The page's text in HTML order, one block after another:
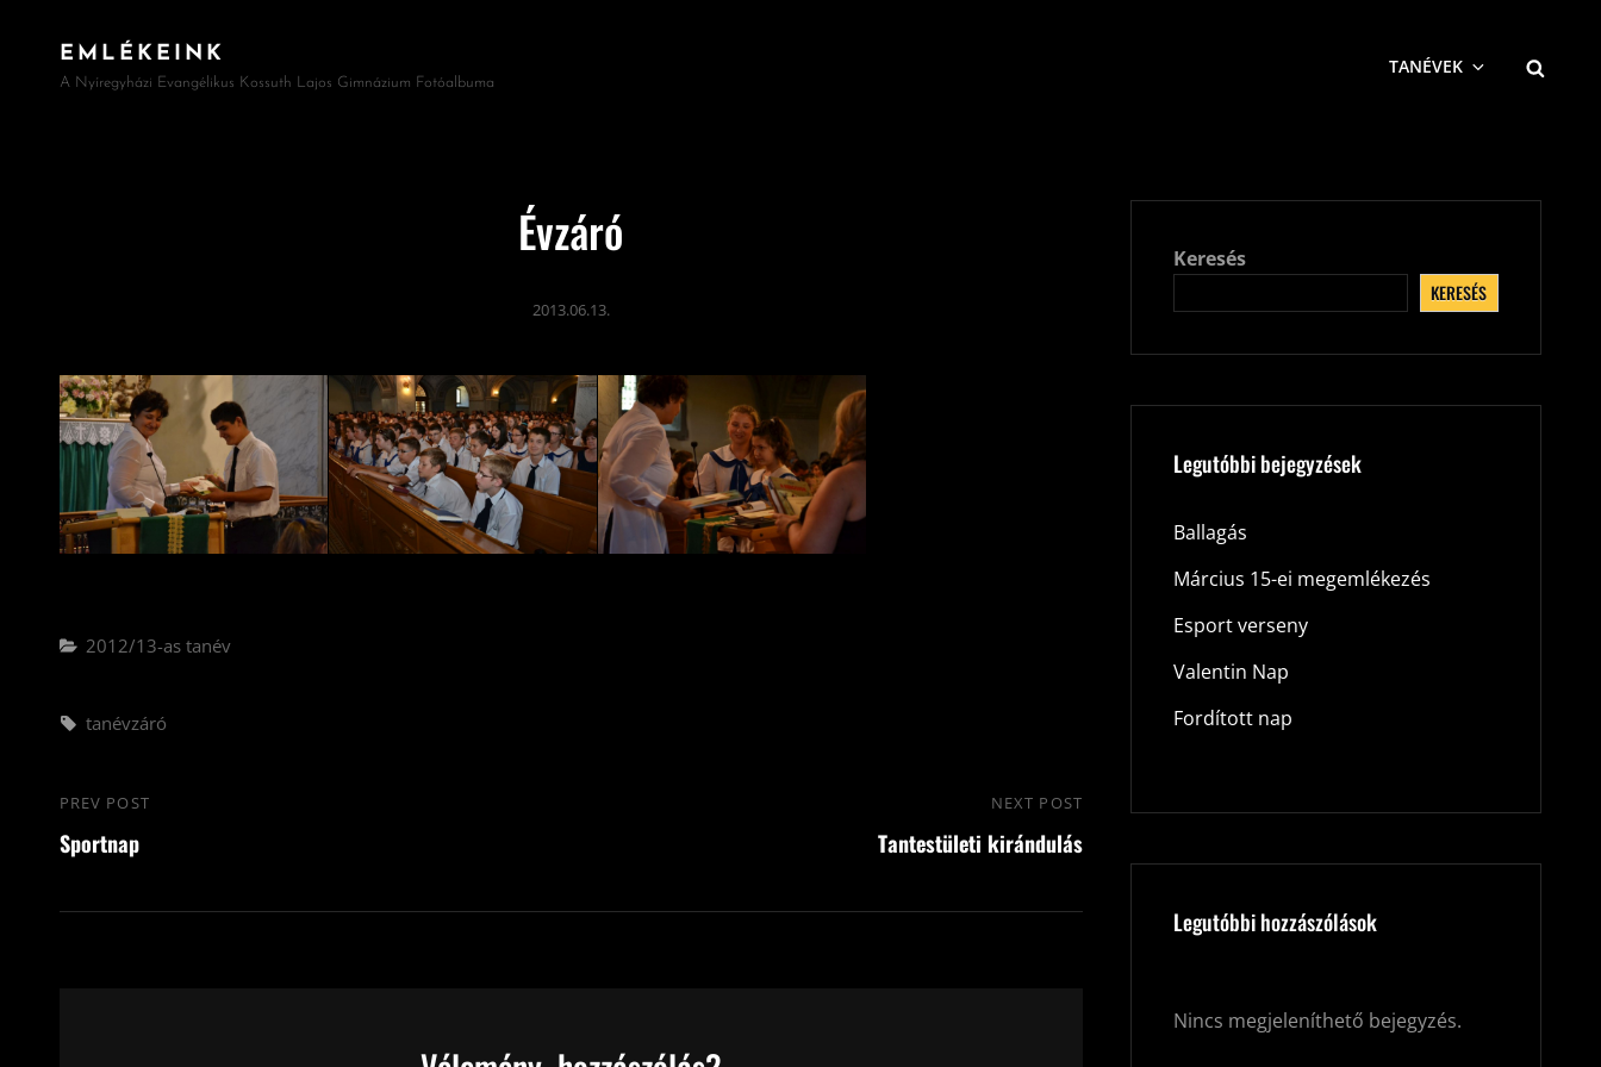
EMLÉKEINK
A Nyíregyházi Evangélikus Kossuth Lajos Gimnázium Fotóalbuma
TANÉVEK
Évzáró
2013.06.13.
Categories
2012/13-as tanév
Tags,
tanévzáró
Bejegyzés
navigáció
Previous
Post
PREV POST
Sportnap
Next
Post
NEXT POST
Tantestületi kirándulás
Keresés
KERESÉS
Legutóbbi bejegyzések
Ballagás
Március 15-ei megemlékezés
Esport verseny
Valentin Nap
Fordított nap
Legutóbbi hozzászólások
Nincs megjeleníthető bejegyzés.